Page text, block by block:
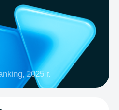
отбор:
под вашу цель